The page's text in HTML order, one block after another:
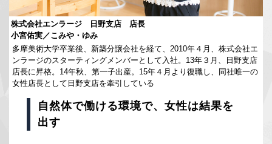
株式会社エンラージ 日野支店 店長
小宮佑実／こみや・ゆみ
多摩美術大学卒業後、新築分譲会社を経て、2010年４月、株式会社エ
ンラージのスターティングメンバーとして入社。13年３月、日野支店
店長に昇格。14年秋、第一子出産。15年４月より復職し、同社唯一の
女性店長として日野支店を牽引している
自然体で働ける環境で、女性は結果を
出す